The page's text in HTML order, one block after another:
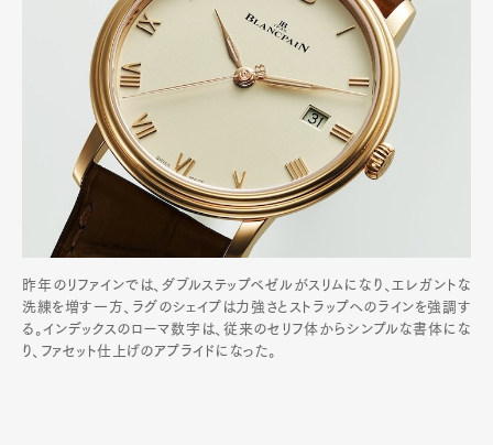
昨年のリファインでは、ダブルステップベゼルがスリムになり、エレガントな
洗練を増す一方、ラグのシェイプは力強さとストラップへのラインを強調す
る。インデックスのローマ数字は、従来のセリフ体からシンプルな書体にな
り、ファセット仕上げのアプライドになった。